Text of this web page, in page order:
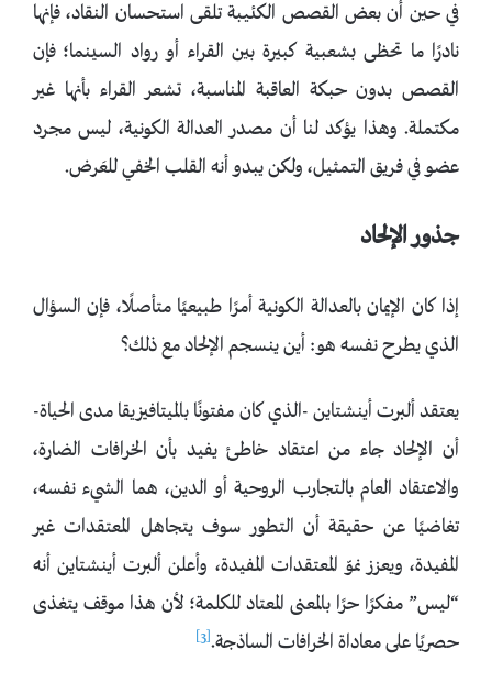
في حين أن بعض القصص الكئيبة تلقى استحسان النقاد، فإنها
نادرًا ما تحظى بشعبية كبيرة بين القراء أو رواد السينما؛ فإن
القصص بدون حبكة العاقبة المناسبة، تشعر القراء بأنها غير
مكتملة. وهذا يؤكد لنا أن مصدر العدالة الكونية، ليس مجرد
عضو في فريق التمثيل، ولكن يبدو أنه القلب الخفي للعَرض.
جذور الإلحاد
إذا كان الإيمان بالعدالة الكونية أمرًا طبيعيًا متأصلًا، فإن السؤال
الذي يطرح نفسه هو: أين ينسجم الإلحاد مع ذلك؟
يعتقد ألبرت أينشتاين -الذي كان مفتونًا بالميتافيزيقا مدى الحياة-
أن الإلحاد جاء من اعتقاد خاطئ يفيد بأن الخرافات الضارة،
والاعتقاد العام بالتجارب الروحية أو الدين، هما الشيء نفسه،
تغاضيًا عن حقيقة أن التطور سوف يتجاهل المعتقدات غير
المفيدة، ويعزز نموّ المعتقدات المفيدة، وأعلن ألبرت أينشتاين أنه
“ليس” مفكرًا حرًا بالمعنى المعتاد للكلمة؛ لأن هذا موقف يتغذى
حصريًا على معاداة الخرافات الساذجة.[3]